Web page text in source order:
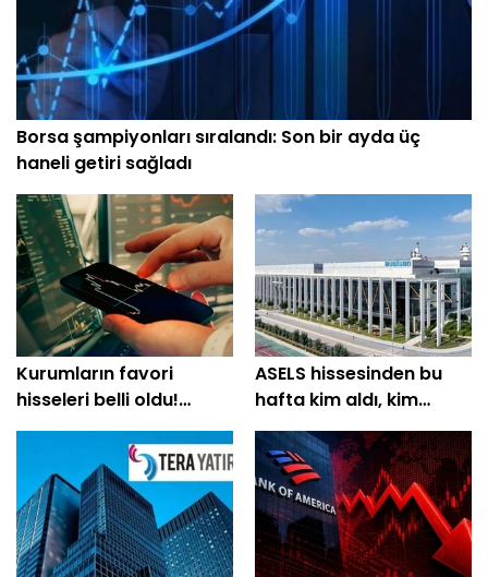
Borsa şampiyonları sıralandı: Son bir ayda üç
haneli getiri sağladı
Kurumların favori
hisseleri belli oldu!
Yüzde 200'e yakın getiri
ASELS hissesinden bu
hafta kim aldı, kim
sattı?